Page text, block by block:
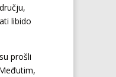
libido
prošli